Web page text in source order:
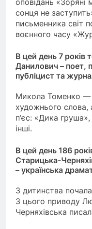
сонця не
письменника світ
воєнного часу
В цей день 7
Данилович – поет,
публіцист та
Микола Томенко —
художнього слова,
п’єс: «Дика
інші.
В цей день 186
Старицька-
– українська
З дитинства
З цього приводу
Черняхівська